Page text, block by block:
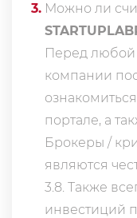
3. Можно ли
Перед любой
компании
портале, а
Брокеры /
являются
3.8. Также
инвестиций